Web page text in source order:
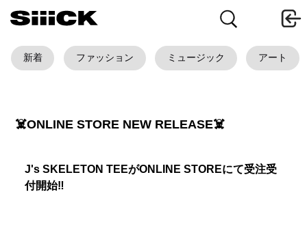
新着 ファッション ミュージック アート
☠️ONLINE STORE NEW RELEASE☠️
J's SKELETON TEEがONLINE STOREにて受注受
付開始‼︎